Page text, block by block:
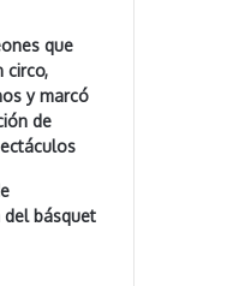
que
circo,
y marcó
de
básquet